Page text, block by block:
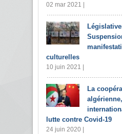
02 mar 2021 |
culturelles
10 juin 2021 |
La
lutte contre Covid-19
24 juin 2020 |